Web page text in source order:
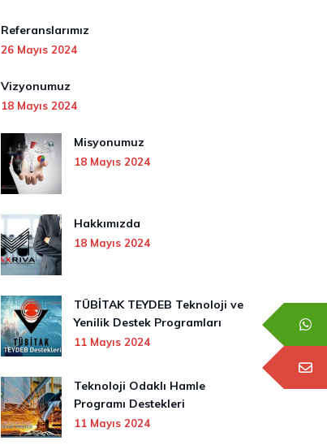
Referanslarımız
26 Mayıs 2024
Vizyonumuz
18 Mayıs 2024
Misyonumuz
18 Mayıs 2024
Hakkımızda
18 Mayıs 2024
TÜBİTAK TEYDEB Teknoloji ve
Yenilik Destek Programları
11 Mayıs 2024
Teknoloji Odaklı Hamle
Programı Destekleri
11 Mayıs 2024